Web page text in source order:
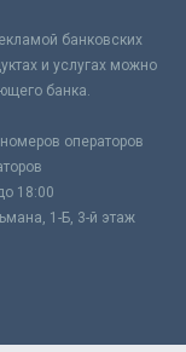
банковских
и услугах можно
банка.
операторов
18:00
1-Б, 3-й этаж